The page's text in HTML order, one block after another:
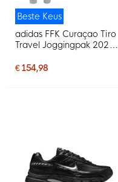
Beste Keus
adidas FFK Curaçao Tiro
Travel Joggingpak 2026-
€ 154,98